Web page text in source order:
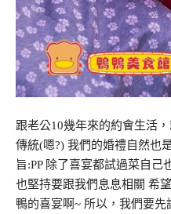
跟老公10幾年來的約會生活
傳統(嗯?) 我們的婚禮自然也
旨:PP 除了喜宴都試過菜自己
也堅持要跟我們息息相關 希
鴨的喜宴啊~ 所以，我們要